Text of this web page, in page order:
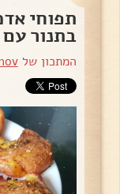
תפוחי
בתנור
המתכון של